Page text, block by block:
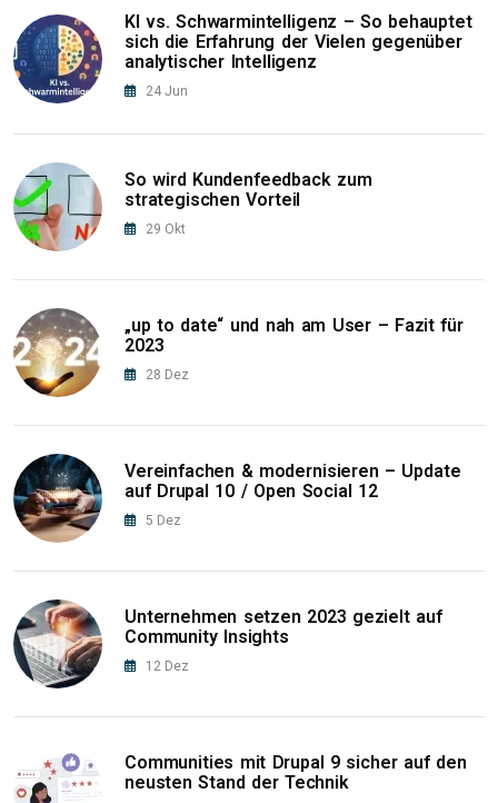
KI vs. Schwarmintelligenz – So behauptet
sich die Erfahrung der Vielen gegenüber
analytischer Intelligenz
24 Jun
So wird Kundenfeedback zum
strategischen Vorteil
29 Okt
„up to date“ und nah am User – Fazit für
2023
28 Dez
Vereinfachen & modernisieren – Update
auf Drupal 10 / Open Social 12
5 Dez
Unternehmen setzen 2023 gezielt auf
Community Insights
12 Dez
Communities mit Drupal 9 sicher auf den
neusten Stand der Technik